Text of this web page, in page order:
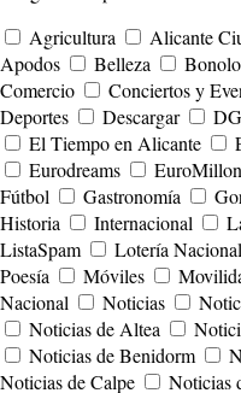
Agricultura
Alicante
Apodos
Belleza
Comercio
Conciertos y
Deportes
Descargar
El Tiempo en Alicante
Eurodreams
Fútbol
Gastronomía
Historia
Internacional
ListaSpam
Lotería Nacional
Poesía
Móviles
Nacional
Noticias
Noticias de Altea
Noticias de Benidorm
Noticias de Calpe
Noticias